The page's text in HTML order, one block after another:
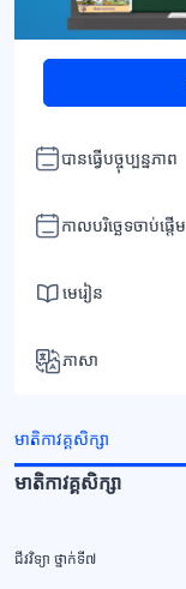
បានធ្វើបច្ចុប្បន្នភាព
កាលបរិច្ឆេទចាប់ផ្តើម
មេរៀន
ភាសា
មាតិកាវគ្គសិក្សា
មាតិកាវគ្គសិក្សា
ជីវវិទ្យា ថ្នាក់ទី៧